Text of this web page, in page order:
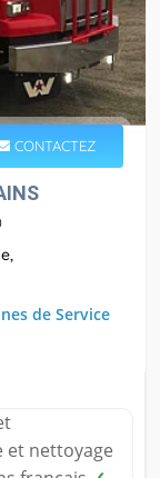
CONTACTEZ
de Service
et nettoyage